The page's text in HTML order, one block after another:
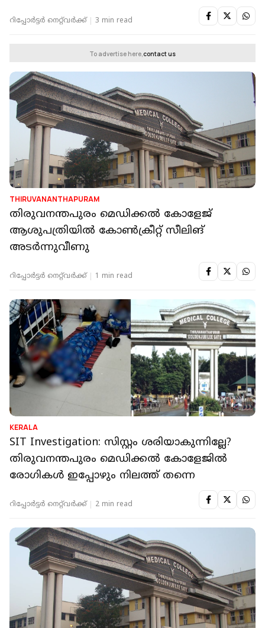
റിപ്പോർട്ടർ നെറ്റ്‌വര്‍ക്ക്‌ 3 min read
To advertise here,contact us
THIRUVANANTHAPURAM
തിരുവനന്തപുരം മെഡിക്കല്‍ കോളേജ്
ആശുപത്രിയില്‍ കോണ്‍ക്രീറ്റ് സീലിങ്
അടര്‍ന്നുവീണു
റിപ്പോർട്ടർ നെറ്റ്‌വര്‍ക്ക്‌ 1 min read
KERALA
SIT Investigation: സിസ്റ്റം ശരിയാകുന്നില്ലേ?
തിരുവനന്തപുരം മെഡിക്കൽ കോളേജിൽ
രോഗികൾ ഇപ്പോഴും നിലത്ത് തന്നെ
റിപ്പോർട്ടർ നെറ്റ്‌വര്‍ക്ക്‌ 2 min read